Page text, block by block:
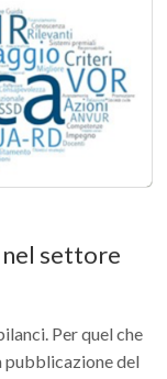
nel settore
Per quel che
pubblicazione del